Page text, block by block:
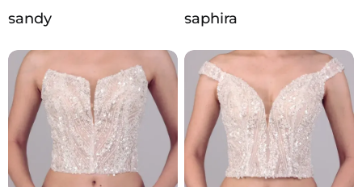
sandy saphira